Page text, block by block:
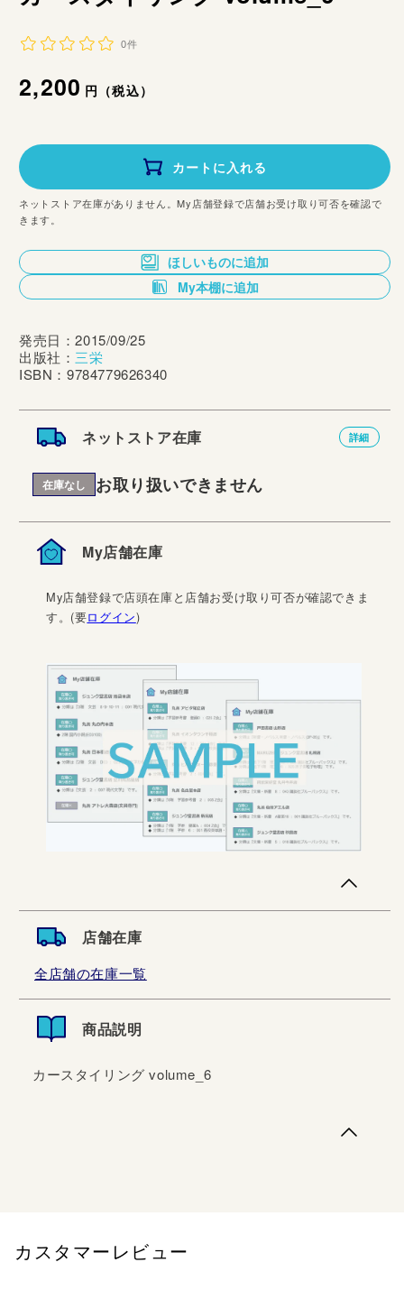
0件
通
価
格
2,200円（税込）
カートに入れる
ネットストア在庫がありません。My店舗登録で店舗お受け取り可否を確認で
きます。
ほしいものに追加
My本棚に追加
発売日：2015/09/25
出版社： 三栄
ISBN：9784779626340
ネットストア在庫 詳細
在庫なし お取り扱いできません
My店舗在庫
My店舗登録で店頭在庫と店舗お受け取り可否が確認できま
す。(要ログイン)
店舗在庫
全店舗の在庫一覧
商品説明
カースタイリング volume_6
カスタマーレビュー